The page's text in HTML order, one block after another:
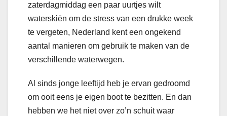
zaterdagmiddag een paar uurtjes wilt
waterskiën om de stress van een drukke week
te vergeten, Nederland kent een ongekend
aantal manieren om gebruik te maken van de
verschillende waterwegen.
Al sinds jonge leeftijd heb je ervan gedroomd
om ooit eens je eigen boot te bezitten. En dan
hebben we het niet over zo’n schuit waar